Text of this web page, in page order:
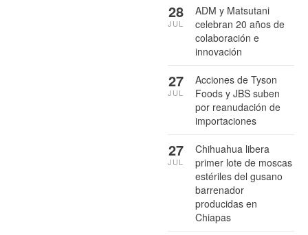
ADM y Matsutani
celebran 20 años de
colaboración e
innovación
28
JUL
Acciones de Tyson
Foods y JBS suben
por reanudación de
importaciones
27
JUL
Chihuahua libera
primer lote de moscas
estériles del gusano
barrenador
producidas en
Chiapas
27
JUL